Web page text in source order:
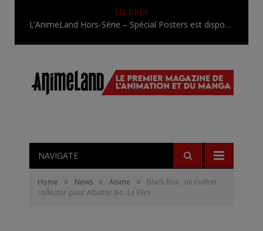
EN BREF
L’AnimeLand Hors-Série – Spécial Posters est disponible !
NAVIGATE
Home » News » Anime »
Black Box : un coffret
collector pour Albator 84 : Le Film